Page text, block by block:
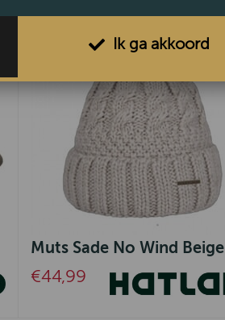
Muts Sade No Wind Beige
€44,99
Ik ga akkoord